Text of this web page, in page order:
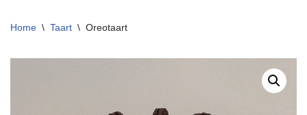
Home \ Taart \ Oreotaart